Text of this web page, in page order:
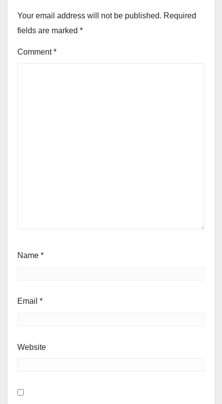
Your email address will not be published. Required
fields are marked *
Comment*
Name *
Email *
Website